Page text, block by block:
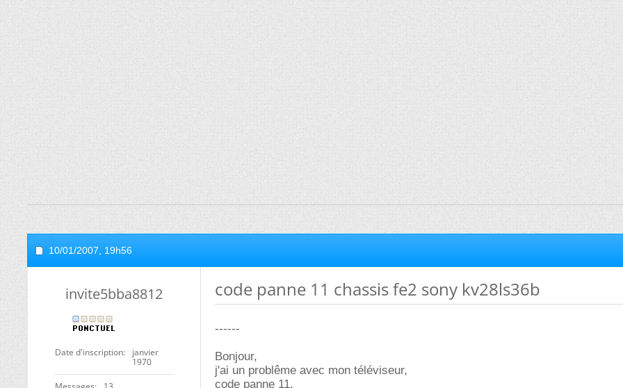
10/01/2007, 19h56
invite5bba8812
Date d'inscription
janvier
1970
code panne 11 chassis fe2 sony kv28ls36b
------
Bonjour,
j'ai un problême avec mon téléviseur,
code panne 11,